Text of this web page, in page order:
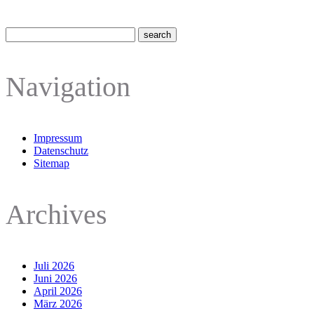
Navigation
Impressum
Datenschutz
Sitemap
Archives
Juli 2026
Juni 2026
April 2026
März 2026